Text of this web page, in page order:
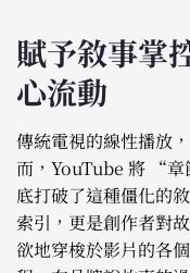
賦予敘事掌
心流動
傳統電視的線性播放
而，YouTube 將 “
底打破了這種僵化的
索引，更是創作者對
欲地穿梭於影片的各